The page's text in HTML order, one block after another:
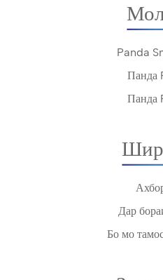
Panda
Панда
Панда
Дар
Бо мо